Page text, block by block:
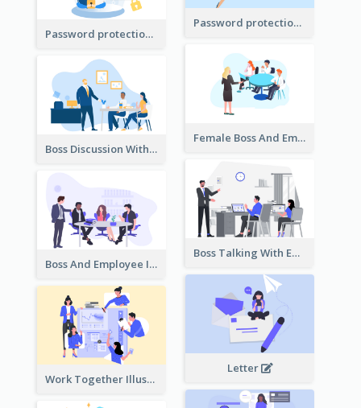
Password protection Illustration 2
Password protection Illustration
Female Boss And Employee Illustration
Boss Discussion With Employee Illustration
Boss Talking With Employee Illustration
Boss And Employee Illustration
Letter
Work Together Illustration